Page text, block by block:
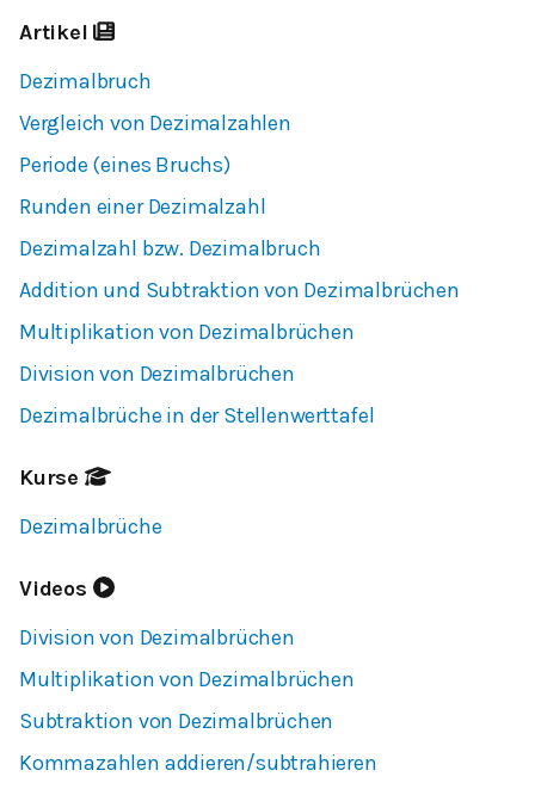
Artikel
Dezimalbruch
Vergleich von Dezimalzahlen
Periode (eines Bruchs)
Runden einer Dezimalzahl
Dezimalzahl bzw. Dezimalbruch
Addition und Subtraktion von Dezimalbrüchen
Multiplikation von Dezimalbrüchen
Division von Dezimalbrüchen
Dezimalbrüche in der Stellenwerttafel
Kurse
Dezimalbrüche
Videos
Division von Dezimalbrüchen
Multiplikation von Dezimalbrüchen
Subtraktion von Dezimalbrüchen
Kommazahlen addieren/subtrahieren